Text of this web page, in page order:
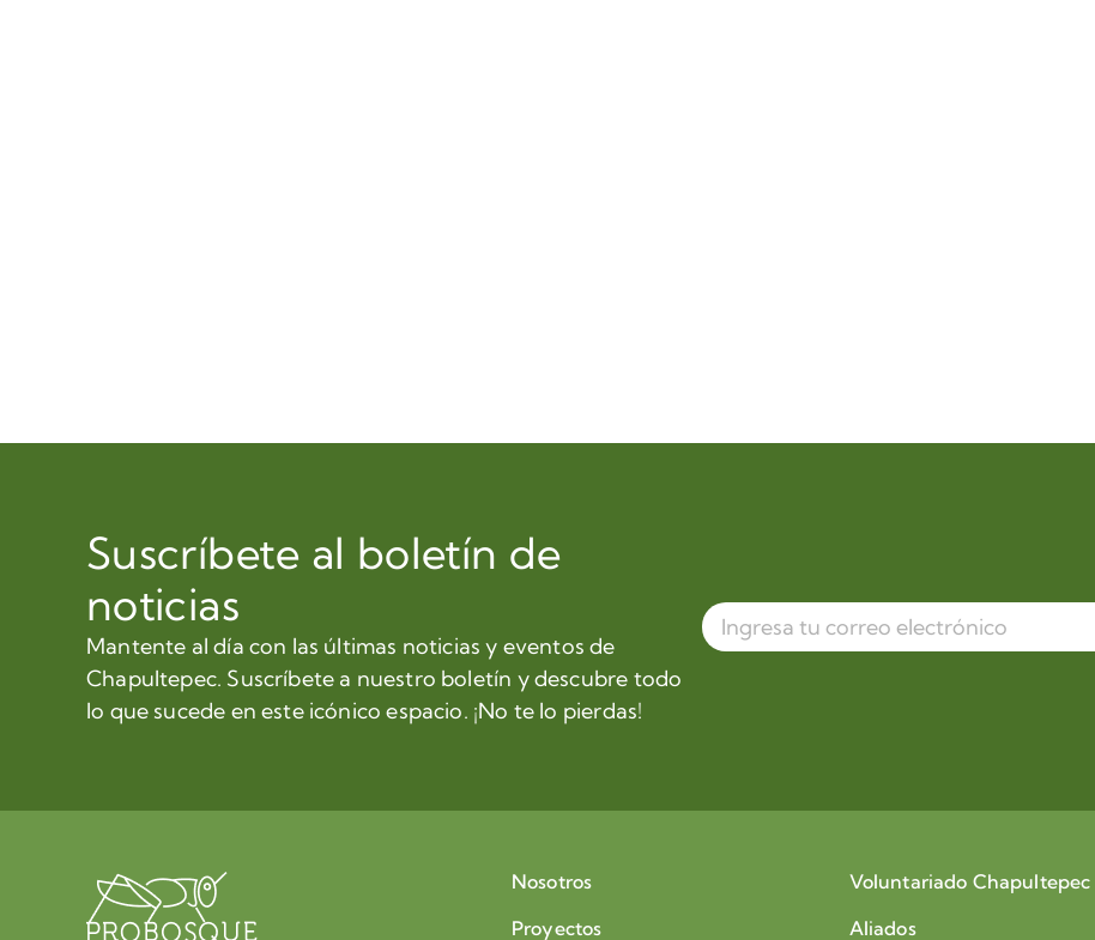
Suscríbete al boletín de
noticias
Mantente al día con las últimas noticias y eventos de
Chapultepec. Suscríbete a nuestro boletín y descubre todo
lo que sucede en este icónico espacio. ¡No te lo pierdas!
Nosotros
Proyectos
Voluntariado Chapultepec
Aliados